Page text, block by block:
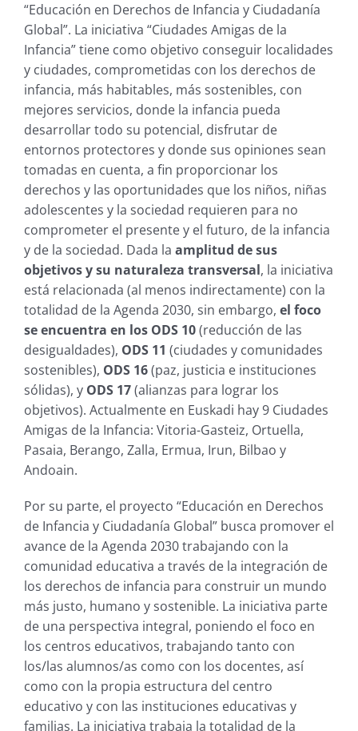
“Educación en Derechos de Infancia y Ciudadanía
Global”. La iniciativa “Ciudades Amigas de la
Infancia” tiene como objetivo conseguir localidades
y ciudades, comprometidas con los derechos de
infancia, más habitables, más sostenibles, con
mejores servicios, donde la infancia pueda
desarrollar todo su potencial, disfrutar de
entornos protectores y donde sus opiniones sean
tomadas en cuenta, a fin proporcionar los
derechos y las oportunidades que los niños, niñas
adolescentes y la sociedad requieren para no
comprometer el presente y el futuro, de la infancia
y de la sociedad. Dada la amplitud de sus
objetivos y su naturaleza transversal, la iniciativa
está relacionada (al menos indirectamente) con la
totalidad de la Agenda 2030, sin embargo, el foco
se encuentra en los ODS 10(reducción de las
desigualdades), ODS 11 (ciudades y comunidades
sostenibles), ODS 16(paz, justicia e instituciones
sólidas), y ODS 17(alianzas para lograr los
objetivos). Actualmente en Euskadi hay 9 Ciudades
Amigas de la Infancia: Vitoria-Gasteiz, Ortuella,
Pasaia, Berango, Zalla, Ermua, Irun, Bilbao y
Andoain.
Por su parte, el proyecto “Educación en Derechos
de Infancia y Ciudadanía Global” busca promover el
avance de la Agenda 2030 trabajando con la
comunidad educativa a través de la integración de
los derechos de infancia para construir un mundo
más justo, humano y sostenible. La iniciativa parte
de una perspectiva integral, poniendo el foco en
los centros educativos, trabajando tanto con
los/las alumnos/as como con los docentes, así
como con la propia estructura del centro
educativo y con las instituciones educativas y
familias. La iniciativa trabaja la totalidad de la